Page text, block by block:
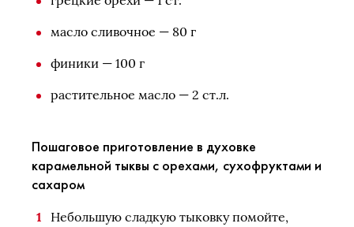
масло сливочное — 80 г
финики — 100 г
растительное масло — 2 ст.л.
Пошаговое приготовление в духовке
карамельной тыквы с орехами, сухофруктами и
сахаром
Небольшую сладкую тыковку помойте,